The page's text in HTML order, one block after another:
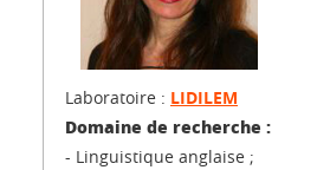
Laboratoire : LIDILEM
Domaine de recherche :
- Linguistique anglaise ;